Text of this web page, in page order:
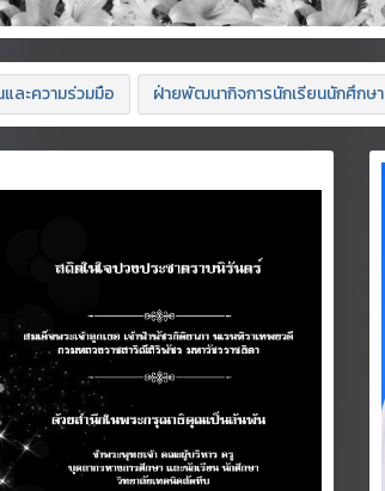
ละความร่วมมือ ฝ่ายพัฒนากิจการนักเรียนนักศึกษา